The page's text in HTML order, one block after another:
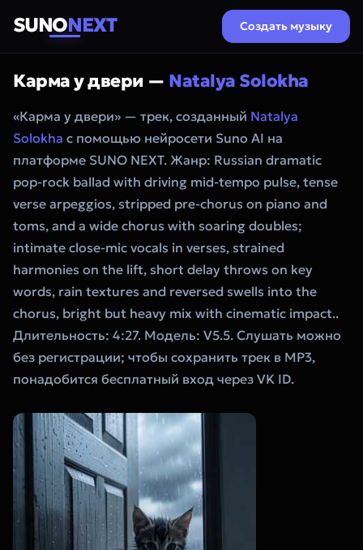
SUNONEXT Создать музыку
Карма у двери — Natalya Solokha
«Карма у двери» — трек, созданный Natalya
Solokha с помощью нейросети Suno AI на
платформе SUNO NEXT. Жанр: Russian dramatic
pop-rock ballad with driving mid-tempo pulse, tense
verse arpeggios, stripped pre-chorus on piano and
toms, and a wide chorus with soaring doubles;
intimate close-mic vocals in verses, strained
harmonies on the lift, short delay throws on key
words, rain textures and reversed swells into the
chorus, bright but heavy mix with cinematic impact..
Длительность: 4:27. Модель: V5.5. Слушать можно
без регистрации; чтобы сохранить трек в MP3,
понадобится бесплатный вход через VK ID.